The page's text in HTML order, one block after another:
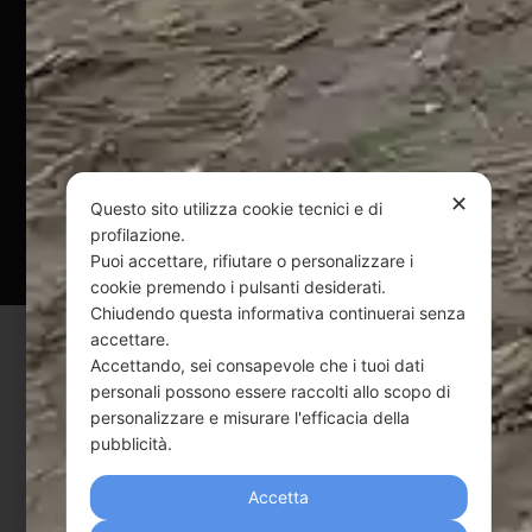
@ Copyright 2024 Webpesca è un brand Intent di Federico
Andrenacci P.Iva 01917920678
Via G. Galilei n. 2 – 64018 Tortoreto TE | REA TE-168019 |
Mail:info@webpesca.it| Pec:federicoandrenacci@pec.it
Questo sito è protetto da Google reCAPTCHA
Privacy Policy eTerms of Servicedi Google.
✕
Questo sito utilizza cookie tecnici e di
profilazione.
Puoi accettare, rifiutare o personalizzare i
cookie premendo i pulsanti desiderati.
Chiudendo questa informativa continuerai senza
accettare.
Accettando, sei consapevole che i tuoi dati
personali possono essere raccolti allo scopo di
personalizzare e misurare l'efficacia della
pubblicità.
Accetta